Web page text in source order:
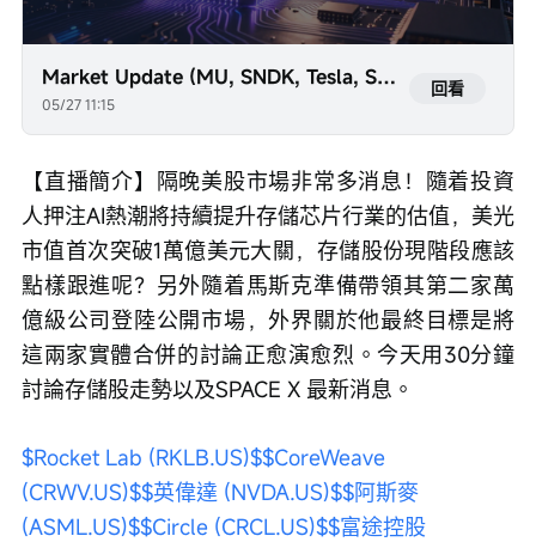
Market Update (MU, SNDK, Tesla, Sats, etc)
05/27 11:15
回看
【直播簡介】隔晚美股市場非常多消息！隨着投資
人押注AI熱潮將持續提升存儲芯片行業的估值，美光
市值首次突破1萬億美元大關，存儲股份現階段應該
點樣跟進呢？另外隨着馬斯克準備帶領其第二家萬
億級公司登陸公開市場，外界關於他最終目標是將
這兩家實體合併的討論正愈演愈烈。今天用30分鐘
討論存儲股走勢以及SPACE X 最新消息。
$Rocket Lab (RKLB.US)$$CoreWeave
(CRWV.US)$$英偉達 (NVDA.US)$$阿斯麥
(ASML.US)$$Circle (CRCL.US)$$富途控股